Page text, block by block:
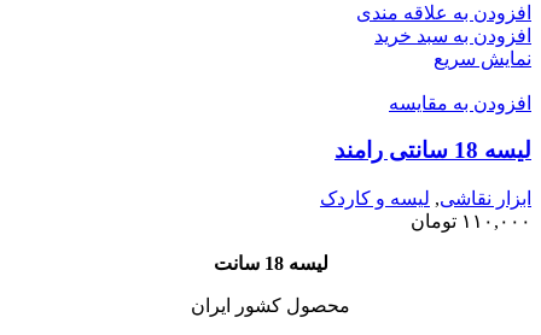
افزودن به علاقه مندی
افزودن به سبد خرید
نمایش سریع
افزودن به مقایسه
لیسه 18 سانتی رامند
ابزار نقاشی, لیسه و کاردک
۱۱۰,۰۰۰ تومان
لیسه 18 سانت
محصول کشور ایران